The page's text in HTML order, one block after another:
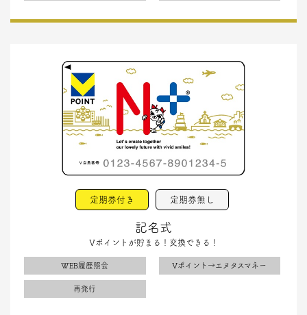
定期券付き 定期券無し
記名式
Vポイントが貯まる！交換できる！
WEB履歴照会 Vポイント→エヌタスマネー
再発行